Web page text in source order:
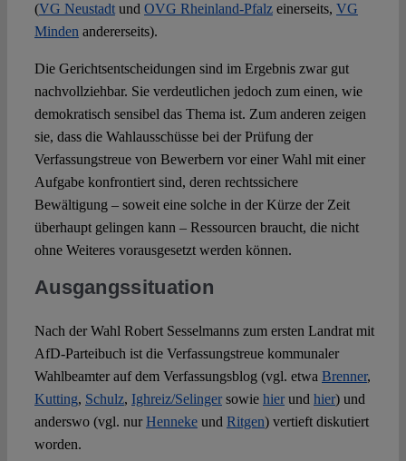
(VG Neustadtund OVG Rheinland-Pfalzeinerseits, VG
Minden andererseits).
Die Gerichtsentscheidungen sind im Ergebnis zwar gut
nachvollziehbar. Sie verdeutlichen jedoch zum einen, wie
demokratisch sensibel das Thema ist. Zum anderen zeigen
sie, dass die Wahlausschüsse bei der Prüfung der
Verfassungstreue von Bewerbern vor einer Wahl mit einer
Aufgabe konfrontiert sind, deren rechtssichere
Bewältigung – soweit eine solche in der Kürze der Zeit
überhaupt gelingen kann – Ressourcen braucht, die nicht
ohne Weiteres vorausgesetzt werden können.
Ausgangssituation
Nach der Wahl Robert Sesselmanns zum ersten Landrat mit
AfD-Parteibuch ist die Verfassungstreue kommunaler
Wahlbeamter auf dem Verfassungsblog (vgl. etwa Brenner,
Kutting, Schulz, Ighreiz/Selingersowie hierund hier) und
anderswo (vgl. nurHennekeund Ritgen) vertieft diskutiert
worden.